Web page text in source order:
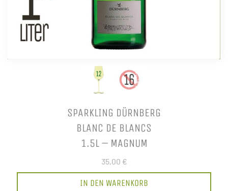
SPARKLING DÜRNBERG
BLANC DE BLANCS
1.5L – MAGNUM
35,00 €
IN DEN WARENKORB